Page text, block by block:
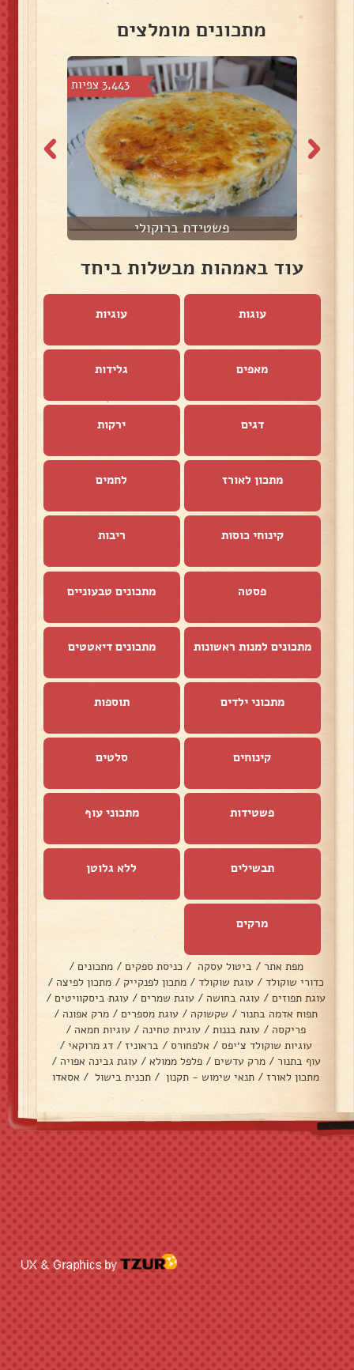
מתכונים מומלצים
3,443 צפיות
פשטידת ברוקולי
עוד באמהות מבשלות ביחד
עוגות עוגיות
מאפים גלידות
דגים ירקות
מתכון לאורז לחמים
קינוחי כוסות ריבות
פסטה מתכונים טבעוניים
מתכונים למנות ראשונות מתכונים דיאטטים
מתכוני ילדים תוספות
קינוחים סלטים
פשטידות מתכוני עוף
תבשילים ללא גלוטן
מרקים
מפת אתר / ביטול עסקה / כניסת ספקים / מתכונים /
כדורי שוקולד / עוגת שוקולד / מתכון לפנקייק / מתכון לפיצה /
עוגת תפוזים / עוגה בחושה / עוגת שמרים / עוגת ביסקוויטים /
תפוח אדמה בתנור / שקשוקה / עוגת מספרים / מרק אפונה /
פריקסה / עוגת בננות / עוגיות טחינה / עוגיות חמאה /
עוגיות שוקולד צ׳יפס / אלפחורס / בראוניז / דג מרוקאי /
עוף בתנור / מרק עדשים / פלפל ממולא / עוגת גבינה אפויה /
מתכון לאורז / תנאי שימוש - תקנון / תכנית בישול / אסאדו